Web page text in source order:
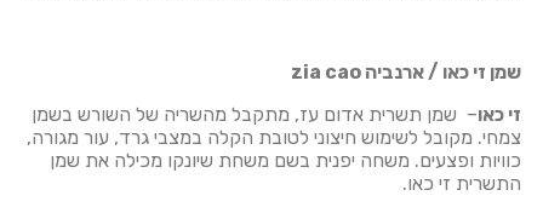
שמן זי כאו / ארנביהzia cao
זי כאו​– שמן תשרית אדום עז, מתקבל מהשריה של השורש בשמן
צמחי. מקובל לשימוש חיצוני לטובת הקלה במצבי גרד, עור מגורה,
כוויות ופצעים. משחה יפנית בשם משחת שיונקו מכילה את שמן
התשרית זי כאו.